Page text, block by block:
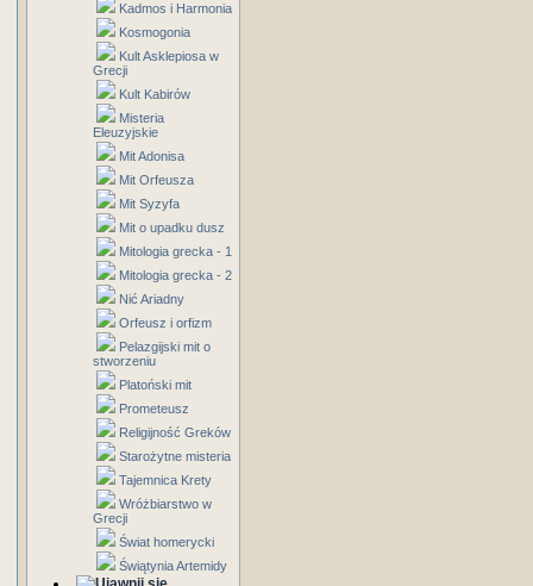
Kadmos i Harmonia
Kosmogonia
Kult Asklepiosa w
Grecji
Kult Kabirów
Misteria
Eleuzyjskie
Mit Adonisa
Mit Orfeusza
Mit Syzyfa
Mit o upadku dusz
Mitologia grecka - 1
Mitologia grecka - 2
Nić Ariadny
Orfeusz i orfizm
Pelazgijski mit o
stworzeniu
Platoński mit
Prometeusz
Religijność Greków
Starożytne misteria
Tajemnica Krety
Wróżbiarstwo w
Grecji
Świat homerycki
Świątynia Artemidy